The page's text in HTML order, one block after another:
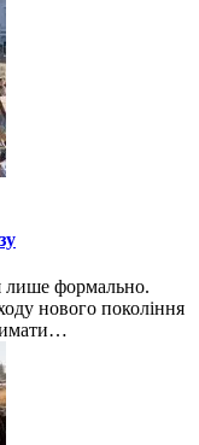
лише формально.
нового покоління